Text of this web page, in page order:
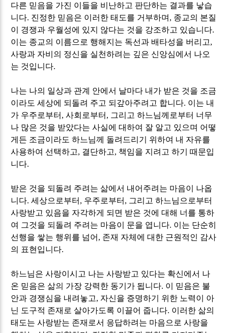
다른 믿음을 가진 이들을 비난하고 판단하는 결과를 낳습
니다. 진정한 믿음은 이러한 태도를 거부하며 , 종교의 본질
이 경쟁과 우월성에 있지 않다는 것을 강조하고 있습니다.
이는 종교의 이름으로 행해지는 독선과 배타성을 버리고,
사랑과 자비의 정신을 실천하려는 깊은 신앙심에서 나오
는 것입니다.
나는 나의 일상과 관계 안에서 날마다 내가 받은 것을 조금
이라도 세상에 되돌려 주고 되갚아주려고 합니다. 이는 내
가 우주로부터 ,사회로부터 , 그리고 하느님께로부터 너무
나 많은 것을 받았다는 사실에 대하여 잘 알고 있으며 어떻
게든 조금이라도 하느님께 돌려드리기 위하여 내 자유를
사용하여 선택하고, 결단하고, 책임을 지려고 하기 때문입
니다.
받은 것을 되돌려 주려는 삶에서 내어주려는 마음이 나옵
니다.세상으로부터 , 우주로부터 , 그리고 하느님으로부터
사랑받고 있음을 자각하게 되면 받은 것에 대해 너를 통하
여 그것을 되돌려 주려는 마음이 문을 엽니다. 이는 단순히
선행을 쌓는 행위를 넘어 , 존재 자체에 대한 근원적인 감사
의 표현입니다.
하느님은 사랑이시고 나는 사랑받고 있다는 확신에서 나
온 믿음은 삶의 가장 강력한 동기가 됩니다. 이 믿음은 불
안과 경쟁심을 내려놓고, 자신을 증명하기 위한 노력이 아
닌 도구적 존재로 살아가도록 이끌어 줍니다. 이러한 삶의
태도는 사랑받는 존재로서 응답하려는 마음으로 사랑을